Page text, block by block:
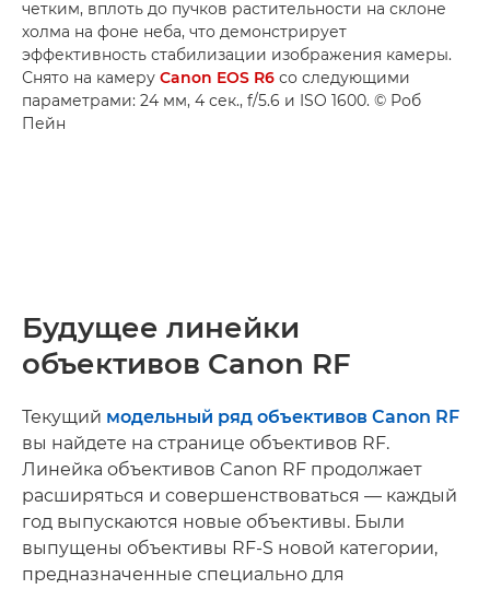
четким, вплоть до пучков растительности на склоне
холма на фоне неба, что демонстрирует
эффективность стабилизации изображения камеры.
Снято на камеру Canon EOS R6 со следующими
параметрами: 24 мм, 4 сек., f/5.6 и ISO 1600. © Роб
Пейн
Будущее линейки
объективов Canon RF
Текущий модельный ряд объективов Canon RF
вы найдете на странице объективов RF.
Линейка объективов Canon RF продолжает
расширяться и совершенствоваться — каждый
год выпускаются новые объективы. Были
выпущены объективы RF-S новой категории,
предназначенные специально для